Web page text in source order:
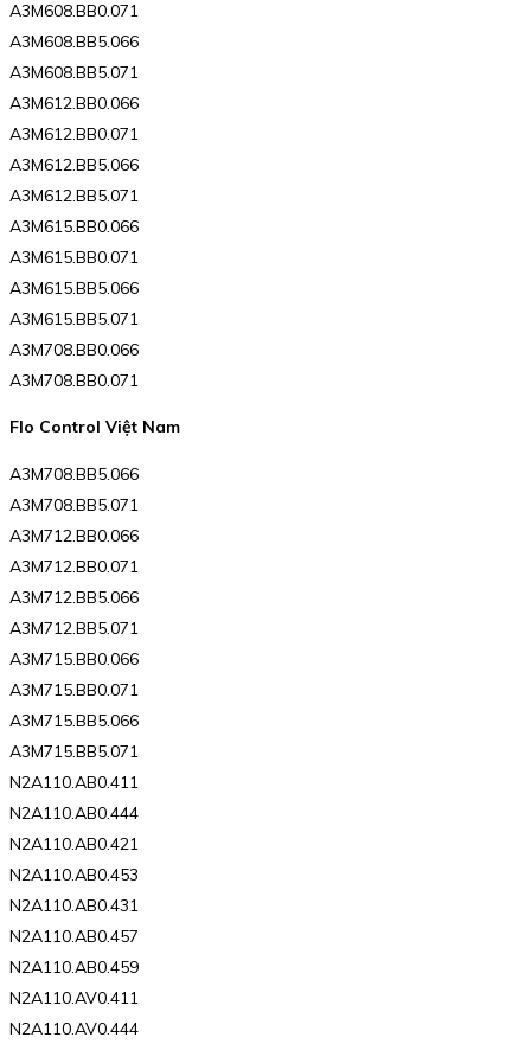
A3M608.BB0.071
A3M608.BB5.066
A3M608.BB5.071
A3M612.BB0.066
A3M612.BB0.071
A3M612.BB5.066
A3M612.BB5.071
A3M615.BB0.066
A3M615.BB0.071
A3M615.BB5.066
A3M615.BB5.071
A3M708.BB0.066
A3M708.BB0.071
Flo Control Việt Nam
A3M708.BB5.066
A3M708.BB5.071
A3M712.BB0.066
A3M712.BB0.071
A3M712.BB5.066
A3M712.BB5.071
A3M715.BB0.066
A3M715.BB0.071
A3M715.BB5.066
A3M715.BB5.071
N2A110.AB0.411
N2A110.AB0.444
N2A110.AB0.421
N2A110.AB0.453
N2A110.AB0.431
N2A110.AB0.457
N2A110.AB0.459
N2A110.AV0.411
N2A110.AV0.444